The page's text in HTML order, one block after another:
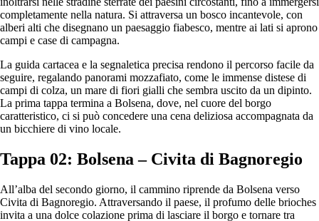
completamente nella natura. Si attraversa un bosco incantevole, con
alberi alti che disegnano un paesaggio fiabesco, mentre ai lati si aprono
campi e case di campagna.
La guida cartacea e la segnaletica precisa rendono il percorso facile da
seguire, regalando panorami mozzafiato, come le immense distese di
campi di colza, un mare di fiori gialli che sembra uscito da un dipinto.
La prima tappa termina a Bolsena, dove, nel cuore del borgo
caratteristico, ci si può concedere una cena deliziosa accompagnata da
un bicchiere di vino locale.
Tappa 02: Bolsena – Civita di Bagnoregio
All’alba del secondo giorno, il cammino riprende da Bolsena verso
Civita di Bagnoregio. Attraversando il paese, il profumo delle brioches
invita a una dolce colazione prima di lasciare il borgo e tornare tra